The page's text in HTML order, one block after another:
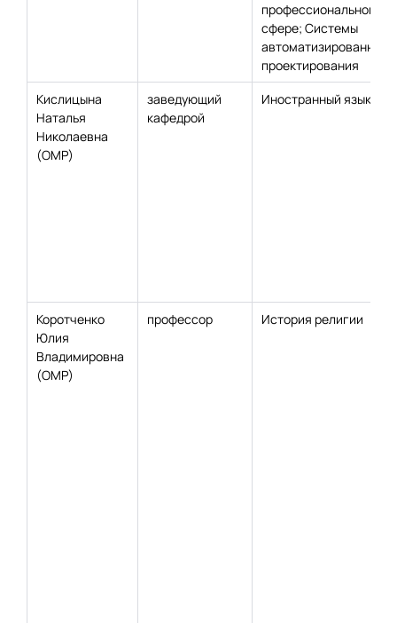
профессиональной
сфере; Системы
автоматизированного
проектирования
Кислицына
Наталья
Николаевна
(ОМР)
заведующий
кафедрой
Иностранный язык
Коротченко
Юлия
Владимировна
(ОМР)
профессор История религии